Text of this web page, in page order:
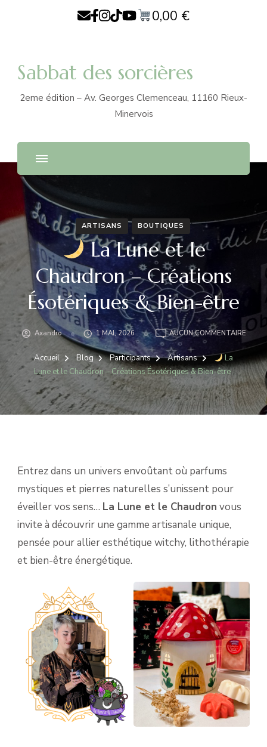
0,00 €
Sabbat des sorcières
2eme édition – Av. Georges Clemenceau, 11160 Rieux-
Minervois
ARTISANS BOUTIQUES
La Lune et le
Chaudron – Créations
Ésotériques & Bien-être
Axandro 1 MAI, 2026
AUCUN COMMENTAIRE
LA
LUNE
ET
LE
–
Accueil Blog Participants Artisans
La
Lune et le Chaudron – Créations Ésotériques & Bien-être
Entrez dans un univers envoûtant où parfums
mystiques et pierres naturelles s’unissent pour
éveiller vos sens… La Lune et le Chaudron vous
invite à découvrir une gamme artisanale unique,
pensée pour allier esthétique witchy, lithothérapie
et bien-être énergétique.